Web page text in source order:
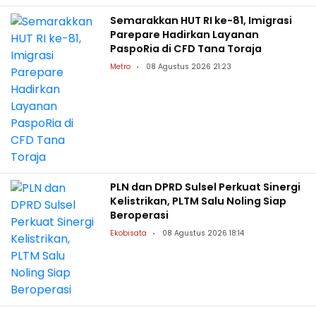
Semarakkan HUT RI ke-81, Imigrasi
Parepare Hadirkan Layanan
PaspoRia di CFD Tana Toraja
Metro 08 Agustus 2026 21:23
PLN dan DPRD Sulsel Perkuat Sinergi
Kelistrikan, PLTM Salu Noling Siap
Beroperasi
Ekobisata 08 Agustus 2026 18:14